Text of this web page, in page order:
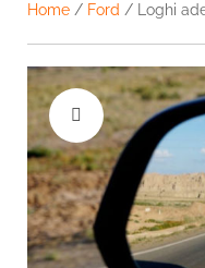
Home / Ford / Loghi